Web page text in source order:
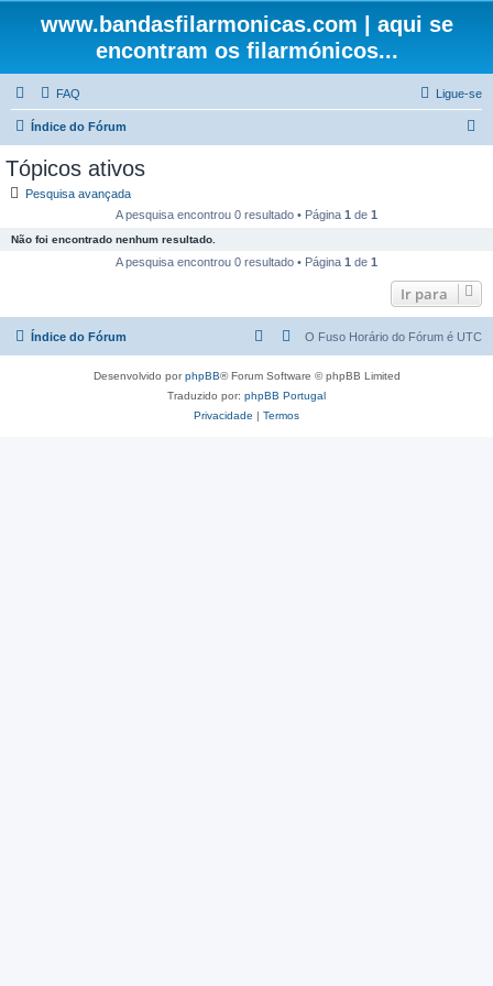
www.bandasfilarmonicas.com | aqui se
encontram os filarmónicos...
FAQ Ligue-se
Índice do Fórum
s
r
Tópicos ativos
Pesquisa avançada
A pesquisa encontrou 0 resultado • Página 1 de 1
Não foi encontrado nenhum resultado.
A pesquisa encontrou 0 resultado • Página 1 de 1
Ir para
Índice do Fórum O Fuso Horário do Fórum é UTC
Desenvolvido porphpBB® Forum Software © phpBB Limited
Traduzido por: phpBB Portugal
Privacidade | Termos